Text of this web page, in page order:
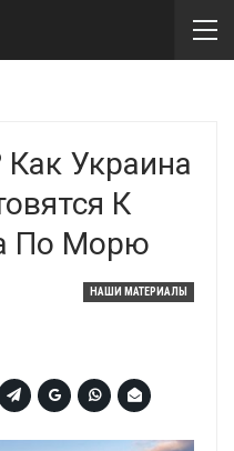
Как Украина
К
По Морю
НАШИ МАТЕРИАЛЫ